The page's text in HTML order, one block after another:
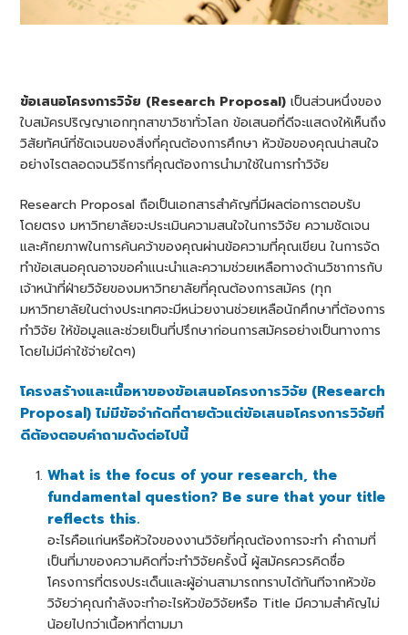
ข้อเสนอโครงการวิจัย (Research Proposal) เป็นส่วนหนึ่งของ
ใบสมัครปริญญาเอกทุกสาขาวิชาทั่วโลก ข้อเสนอที่ดีจะแสดงให้เห็นถึง
วิสัยทัศน์ที่ชัดเจนของสิ่งที่คุณต้องการศึกษา หัวข้อของคุณน่าสนใจ
อย่างไรตลอดจนวิธีการที่คุณต้องการนำมาใช้ในการทำวิจัย
Research Proposal ถือเป็นเอกสารสำคัญที่มีผลต่อการตอบรับ
โดยตรง มหาวิทยาลัยจะประเมินความสนใจในการวิจัย ความชัดเจน
และศักยภาพในการค้นคว้าของคุณผ่านข้อความที่คุณเขียน ในการจัด
ทำข้อเสนอคุณอาจขอคำแนะนำและความช่วยเหลือทางด้านวิชาการกับ
เจ้าหน้าที่ฝ่ายวิจัยของมหาวิทยาลัยที่คุณต้องการสมัคร (ทุก
มหาวิทยาลัยในต่างประเทศจะมีหน่วยงานช่วยเหลือนักศึกษาที่ต้องการ
ทำวิจัย ให้ข้อมูลและช่วยเป็นที่ปรึกษาก่อนการสมัครอย่างเป็นทางการ
โดยไม่มีค่าใช้จ่ายใดๆ)
โครงสร้างและเนื้อหาของข้อเสนอโครงการวิจัย (Research
Proposal) ไม่มีข้อจำกัดที่ตายตัวแต่ข้อเสนอโครงการวิจัยที่
ดีต้องตอบคำถามดังต่อไปนี้
What is the focus of your research, the
fundamental question? Be sure that your title
reflects this.
อะไรคือแก่นหรือหัวใจของงานวิจัยที่คุณต้องการจะทำ คำถามที่
เป็นที่มาของความคิดที่จะทำวิจัยครั้งนี้ ผู้สมัครควรคิดชื่อ
โครงการที่ตรงประเด็นและผู้อ่านสามารถทราบได้ทันทีจากหัวข้อ
วิจัยว่าคุณกำลังจะทำอะไรหัวข้อวิจัยหรือ Title มีความสำคัญไม่
น้อยไปกว่าเนื้อหาที่ตามมา